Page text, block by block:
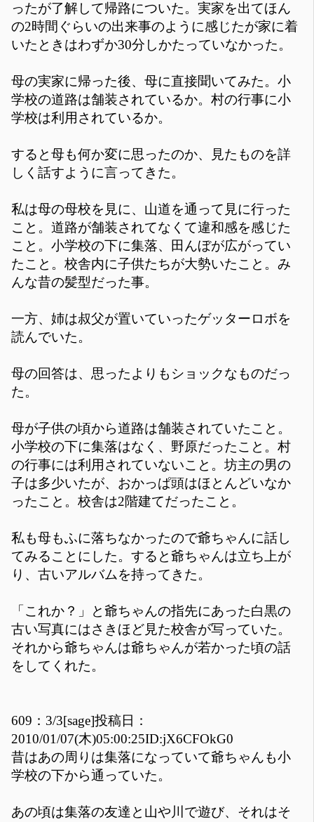
ったが了解して帰路についた。実家を出てほん
の2時間ぐらいの出来事のように感じたが家に着
いたときはわずか30分しかたっていなかった。
母の実家に帰った後、母に直接聞いてみた。小
学校の道路は舗装されているか。村の行事に小
学校は利用されているか。
すると母も何か変に思ったのか、見たものを詳
しく話すように言ってきた。
私は母の母校を見に、山道を通って見に行った
こと。道路が舗装されてなくて違和感を感じた
こと。小学校の下に集落、田んぼが広がってい
たこと。校舎内に子供たちが大勢いたこと。み
んな昔の髪型だった事。
一方、姉は叔父が置いていったゲッターロボを
読んでいた。
母の回答は、思ったよりもショックなものだっ
た。
母が子供の頃から道路は舗装されていたこと。
小学校の下に集落はなく、野原だったこと。村
の行事には利用されていないこと。坊主の男の
子は多少いたが、おかっぱ頭はほとんどいなか
ったこと。校舎は2階建てだったこと。
私も母もふに落ちなかったので爺ちゃんに話し
てみることにした。すると爺ちゃんは立ち上が
り、古いアルバムを持ってきた。
「これか？」と爺ちゃんの指先にあった白黒の
古い写真にはさきほど見た校舎が写っていた。
それから爺ちゃんは爺ちゃんが若かった頃の話
をしてくれた。
609：3/3[sage]投稿日：
2010/01/07(木)05:00:25ID:jX6CFOkG0
昔はあの周りは集落になっていて爺ちゃんも小
学校の下から通っていた。
あの頃は集落の友達と山や川で遊び、それはそ